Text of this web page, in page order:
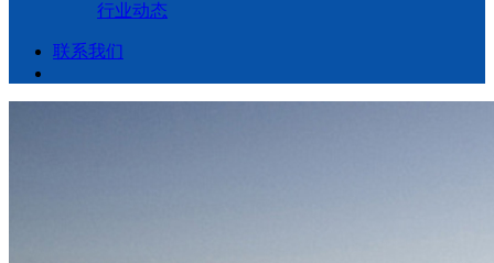
行业动态
联系我们